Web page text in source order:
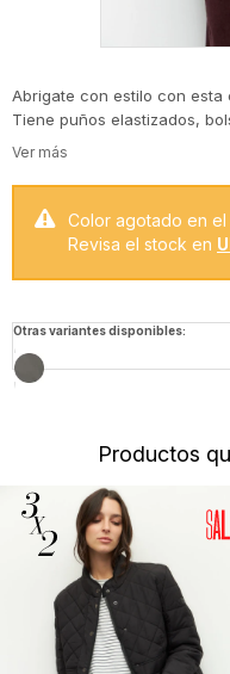
Abrigate con estilo con
Tiene puños elastizados,
que brinda máximo confort y
Color agotado en el
Revisa el stock en
Otras variantes disponibles:
Productos